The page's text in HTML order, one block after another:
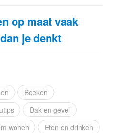
op maat vaak
je denkt
Boeken
Dak en gevel
wonen
Eten en drinken